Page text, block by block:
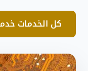
كل الخدمات